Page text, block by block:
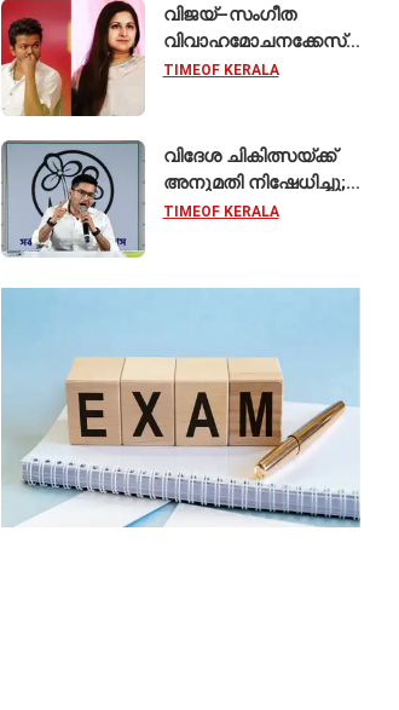
കേരളത്തിലെ ഈ
സ്കൂൾ വേറിട്ട മാതൃക
വിജയ്–സംഗീത
വിവാഹമോചനക്കേസ്
പിൻവലിച്ചു; ഹർജി
കോടതി
TIMEOF KERALA
വിദേശ ചികിത്സയ്ക്ക്
അനുമതി നിഷേധിച്ചു;
സുപ്രീം കോടതിയെ
TIMEOF KERALA